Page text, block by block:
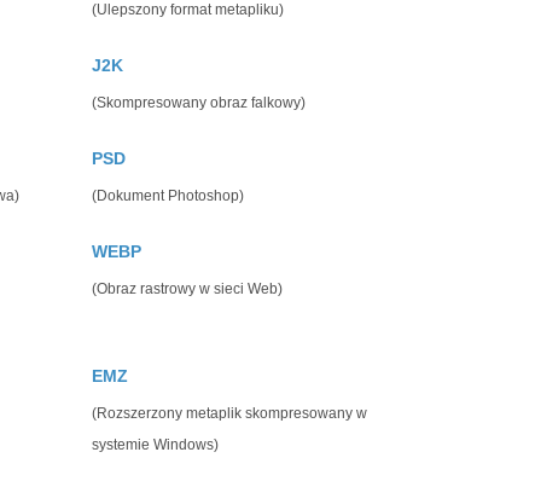
(Ulepszony format metapliku)
J2K
(Skompresowany obraz falkowy)
PSD
(Dokument Photoshop)
WEBP
(Obraz rastrowy w sieci Web)
EMZ
(Rozszerzony metaplik skompresowany w
systemie Windows)